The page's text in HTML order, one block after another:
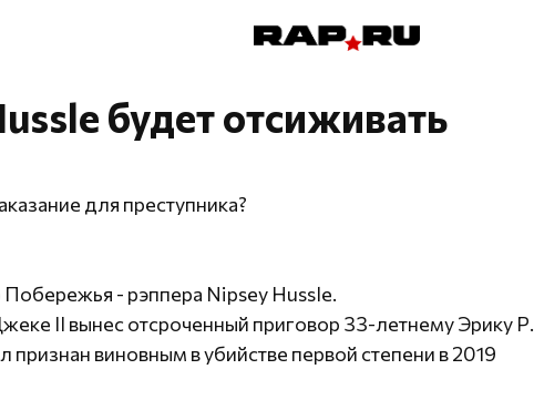
будет отсиживать
для преступника?
Побережья - рэппера Nipsey Hussle.
II вынес отсроченный приговор 33-летнему Эрику Р.
виновным в убийстве первой степени в 2019